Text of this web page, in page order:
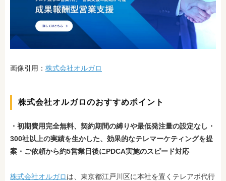
画像引用： 株式会社オルガロ
株式会社オルガロのおすすめポイント
・初期費用完全無料、契約期間の縛りや最低発注量の設定なし ・
300社以上の実績を生かした、効果的なテレマーケティングを提
案 ・ご依頼から約5営業日後にPDCA実施のスピード対応
株式会社オルガロは、東京都江戸川区に本社を置くテレアポ代行